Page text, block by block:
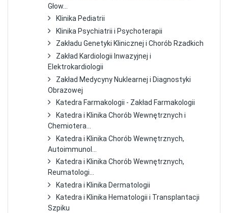
Głow...
Klinika Pediatrii
Klinika Psychiatrii i Psychoterapii
Zakładu Genetyki Klinicznej i Chorób Rzadkich
Zakład Kardiologii Inwazyjnej i
Elektrokardiologii
Zakład Medycyny Nuklearnej i Diagnostyki
Obrazowej
Katedra Farmakologii - Zakład Farmakologii
Katedra i Klinika Chorób Wewnętrznych i
Chemiotera...
Katedra i Klinika Chorób Wewnętrznych,
Autoimmunol...
Katedra i Klinika Chorób Wewnętrznych,
Reumatologi...
Katedra i Klinika Dermatologii
Katedra i Klinika Hematologii i Transplantacji
Szpiku